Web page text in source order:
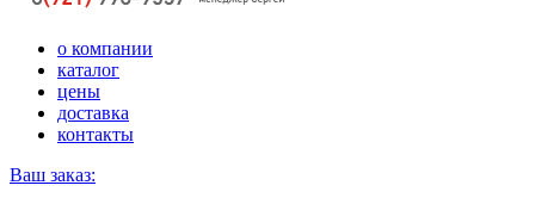
о компании
каталог
цены
доставка
контакты
Ваш заказ: